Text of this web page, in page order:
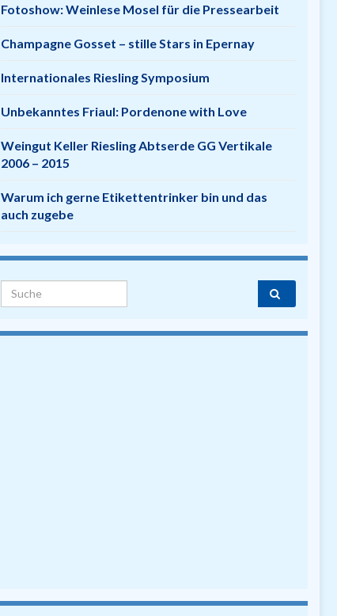
Fotoshow: Weinlese Mosel für die Pressearbeit
Champagne Gosset – stille Stars in Epernay
Internationales Riesling Symposium
Unbekanntes Friaul: Pordenone with Love
Weingut Keller Riesling Abtserde GG Vertikale
2006 – 2015
Warum ich gerne Etikettentrinker bin und das
auch zugebe
Search for: